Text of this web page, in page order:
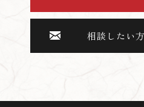
相談したい